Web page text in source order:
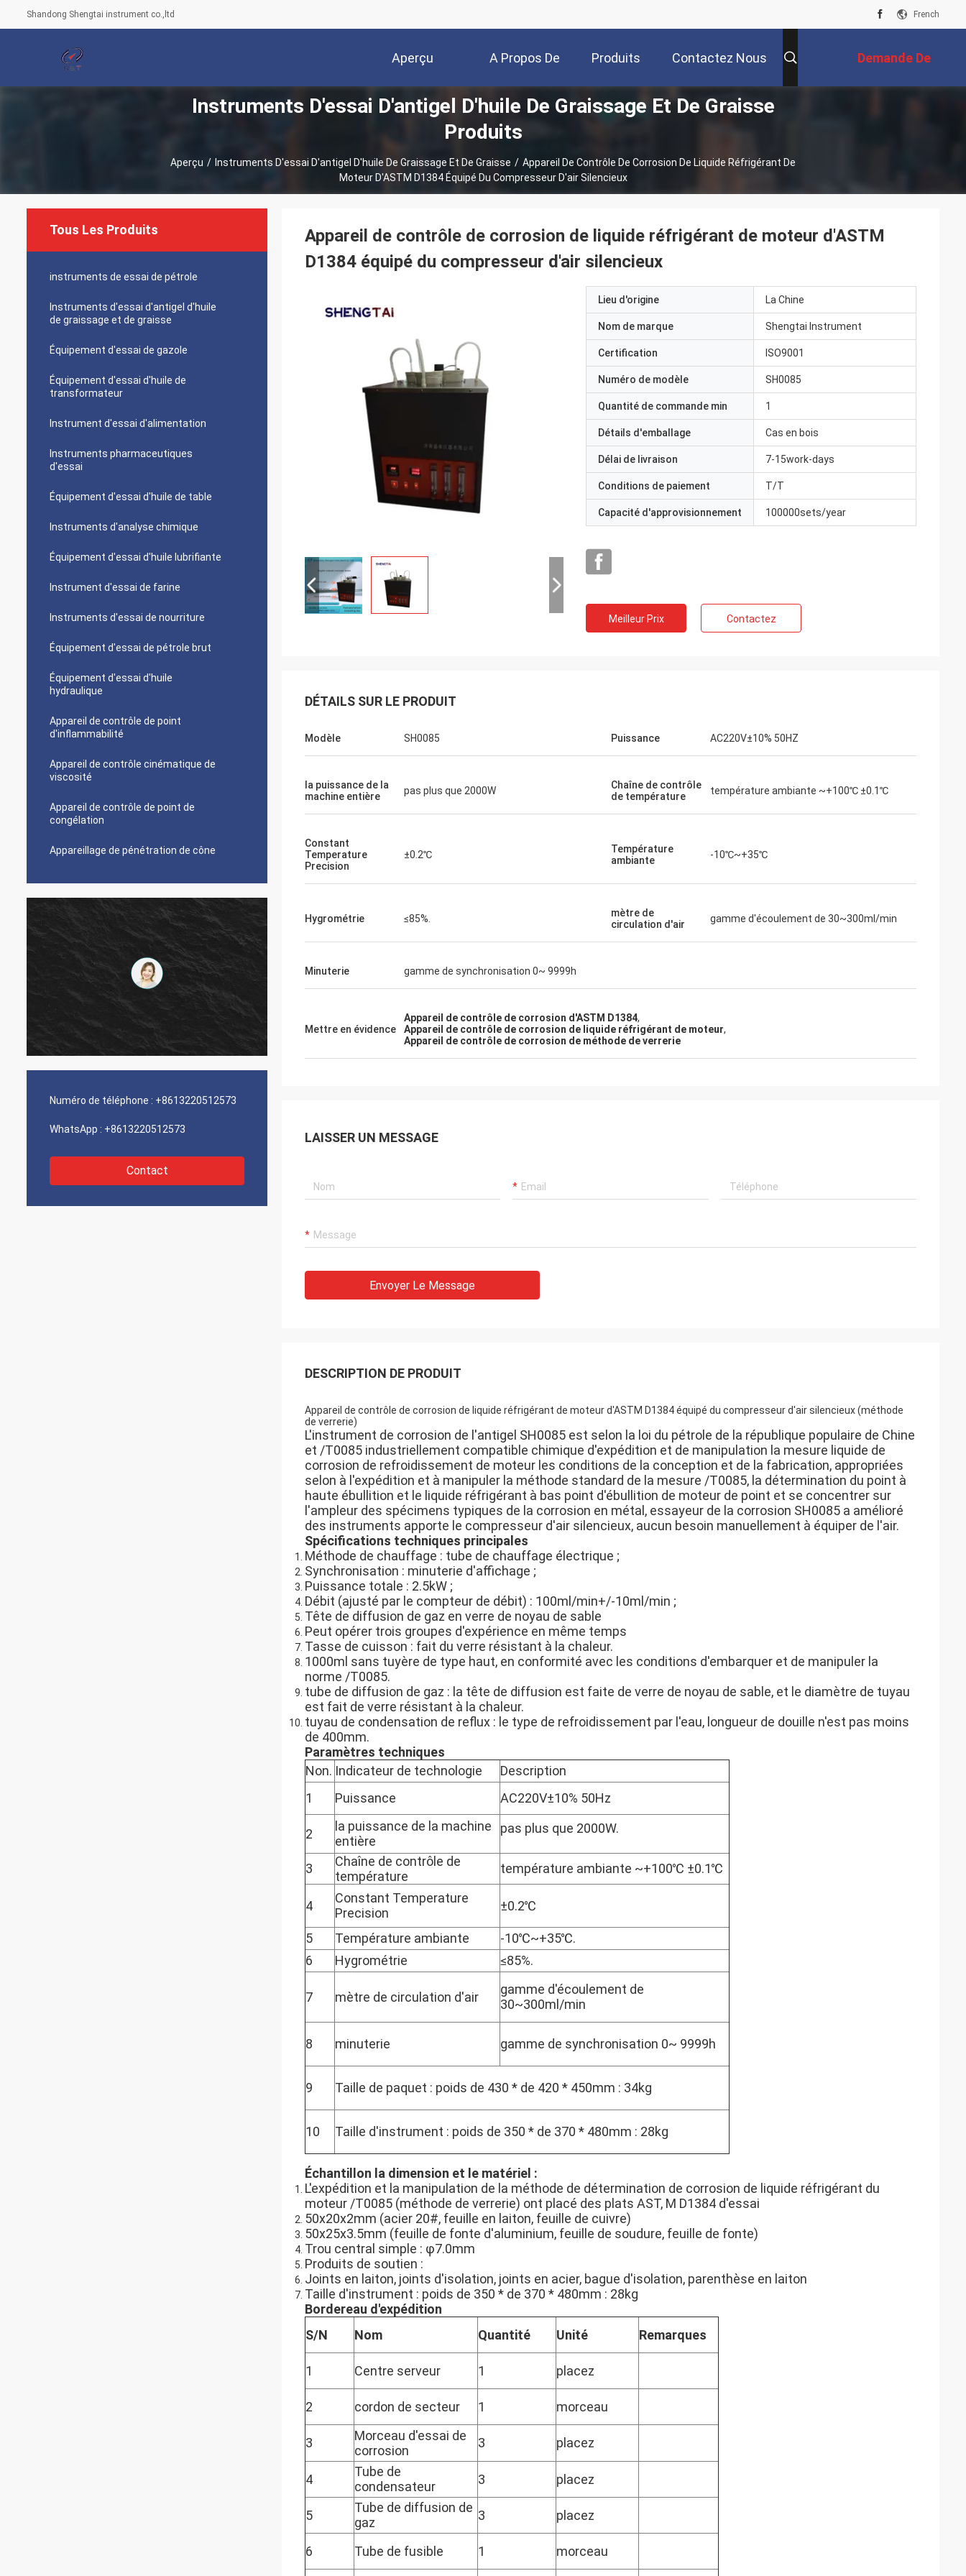
Shandong Shengtai instrument co.,ltd French
Aperçu A Propos De
Nous
Produits Contactez Nous Demande De
Soumission
Instruments D'essai D'antigel D'huile De Graissage Et De Graisse
Produits
Aperçu / Instruments D'essai D'antigel D'huile De Graissage Et De Graisse / Appareil De Contrôle De Corrosion De Liquide Réfrigérant De
Moteur D'ASTM D1384 Équipé Du Compresseur D'air Silencieux
Tous Les Produits
instruments de essai de pétrole
Instruments d'essai d'antigel d'huile
de graissage et de graisse
Équipement d'essai de gazole
Équipement d'essai d'huile de
transformateur
Instrument d'essai d'alimentation
Instruments pharmaceutiques
d'essai
Équipement d'essai d'huile de table
Instruments d'analyse chimique
Équipement d'essai d'huile lubrifiante
Instrument d'essai de farine
Instruments d'essai de nourriture
Équipement d'essai de pétrole brut
Équipement d'essai d'huile
hydraulique
Appareil de contrôle de point
d'inflammabilité
Appareil de contrôle cinématique de
viscosité
Appareil de contrôle de point de
congélation
Appareillage de pénétration de cône
Numéro de téléphone : +8613220512573
WhatsApp : +8613220512573
Contact
Appareil de contrôle de corrosion de liquide réfrigérant de moteur d'ASTM
D1384 équipé du compresseur d'air silencieux
Lieu d'origine La Chine
Nom de marque Shengtai Instrument
Certification ISO9001
Numéro de modèle SH0085
Quantité de commande min 1
Détails d'emballage Cas en bois
Délai de livraison 7-15work-days
Conditions de paiement T/T
Capacité d'approvisionnement 100000sets/year
Meilleur Prix Contactez
DÉTAILS SUR LE PRODUIT
Modèle SH0085 Puissance AC220V±10% 50HZ
la puissance de la
machine entière
pas plus que 2000W
Chaîne de contrôle
de température
température ambiante ~+100℃ ±0.1℃
Constant
Temperature
Precision
±0.2℃
Température
ambiante
-10℃~+35℃
Hygrométrie ≤85%.
mètre de
circulation d'air
gamme d'écoulement de 30~300ml/min
Minuterie gamme de synchronisation 0~ 9999h
Mettre en évidence
Appareil de contrôle de corrosion d'ASTM D1384,
Appareil de contrôle de corrosion de liquide réfrigérant de moteur,
Appareil de contrôle de corrosion de méthode de verrerie
LAISSER UN MESSAGE
Envoyer Le Message
DESCRIPTION DE PRODUIT
Appareil de contrôle de corrosion de liquide réfrigérant de moteur d'ASTM D1384 équipé du compresseur d'air silencieux (méthode
de verrerie)
L'instrument de corrosion de l'antigel SH0085 est selon la loi du pétrole de la république populaire de Chine
et /T0085 industriellement compatible chimique d'expédition et de manipulation la mesure liquide de
corrosion de refroidissement de moteur les conditions de la conception et de la fabrication, appropriées
selon à l'expédition et à manipuler la méthode standard de la mesure /T0085, la détermination du point à
haute ébullition et le liquide réfrigérant à bas point d'ébullition de moteur de point et se concentrer sur
l'ampleur des spécimens typiques de la corrosion en métal, essayeur de la corrosion SH0085 a amélioré
des instruments apporte le compresseur d'air silencieux, aucun besoin manuellement à équiper de l'air.
Spécifications techniques principales
Méthode de chauffage : tube de chauffage électrique ;
Synchronisation : minuterie d'affichage ;
Puissance totale : 2.5kW ;
Débit (ajusté par le compteur de débit) : 100ml/min+/-10ml/min ;
Tête de diffusion de gaz en verre de noyau de sable
Peut opérer trois groupes d'expérience en même temps
Tasse de cuisson : fait du verre résistant à la chaleur.
1000ml sans tuyère de type haut, en conformité avec les conditions d'embarquer et de manipuler la
norme /T0085.
tube de diffusion de gaz : la tête de diffusion est faite de verre de noyau de sable, et le diamètre de tuyau
est fait de verre résistant à la chaleur.
tuyau de condensation de reflux : le type de refroidissement par l'eau, longueur de douille n'est pas moins
de 400mm.
Paramètres techniques
Non. Indicateur de technologie
Description
1
Puissance AC220V±10% 50Hz
2
la puissance de la machine
entière
pas plus que 2000W.
3
Chaîne de contrôle de
température
température ambiante ~+100℃ ±0.1℃
4
Constant Temperature
Precision
±0.2℃
5 Température ambiante
-10℃~+35℃.
6
Hygrométrie ≤85%.
7 mètre de circulation d'air
gamme d'écoulement de
30~300ml/min
8 minuterie gamme de synchronisation 0~ 9999h
9 Taille de paquet : poids de 430 * de 420 * 450mm : 34kg
10 Taille d'instrument : poids de 350 * de 370 * 480mm : 28kg
Échantillon la dimension et le matériel :
L'expédition et la manipulation de la méthode de détermination de corrosion de liquide réfrigérant du
moteur /T0085 (méthode de verrerie) ont placé des plats AST, M D1384 d'essai
50x20x2mm (acier 20#, feuille en laiton, feuille de cuivre)
50x25x3.5mm (feuille de fonte d'aluminium, feuille de soudure, feuille de fonte)
Trou central simple : φ7.0mm
Produits de soutien :
Joints en laiton, joints d'isolation, joints en acier, bague d'isolation, parenthèse en laiton
Taille d'instrument : poids de 350 * de 370 * 480mm : 28kg
Bordereau d'expédition
S/N
Nom Quantité Unité Remarques
1 Centre serveur 1 placez
2 cordon de secteur 1 morceau
3
Morceau d'essai de
corrosion
3 placez
4
Tube de
condensateur
3 placez
5
Tube de diffusion de
gaz
3 placez
6 Tube de fusible 1 morceau